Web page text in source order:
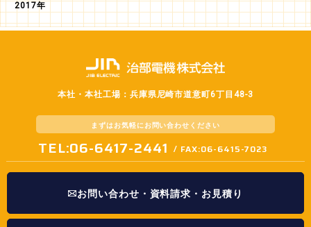
2017年
本社・本社工場：兵庫県尼崎市道意町6丁目48-3
まずはお気軽にお問い合わせください
TEL:06-6417-2441 / FAX:06-6415-7023
お問い合わせ・資料請求・お見積り